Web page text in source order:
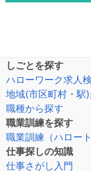
しごとを探す
ハローワーク求人
地域(市区町村・駅
職種から探す
職業訓練を探す
職業訓練（ハロー
仕事探しの知識
仕事さがし入門